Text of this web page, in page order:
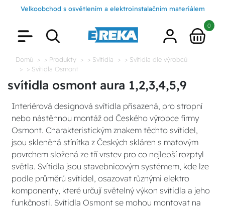
Velkoobchod s osvětlením a elektroinstalačním materiálem
0
Domů > Produkty > Svítidla
> Svítidla dle výrobců
> Svítidla Osmont
svítidla osmont aura 1,2,3,4,5,9
Interiérová designová svítidla přisazená, pro stropní
nebo nástěnnou montáž od Českého výrobce firmy
Osmont. Charakteristickým znakem těchto svítidel,
jsou skleněná stínítka z Českých skláren s matovým
povrchem složená ze tří vrstev pro co nejlepší rozptyl
světla. Svítidla jsou stavebnicovým systémem, kde lze
podle průměrů svítidel, osazovat různými elektro
komponenty, které určují světelný výkon svítidla a jeho
funkčnosti. Svítidla Osmont se mohou montovat na